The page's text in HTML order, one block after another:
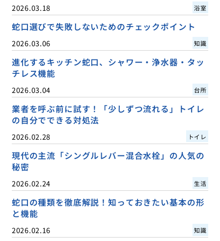
2026.03.18 浴室
蛇口選びで失敗しないためのチェックポイント
2026.03.06 知識
進化するキッチン蛇口、シャワー・浄水器・タッ
チレス機能
2026.03.04 台所
業者を呼ぶ前に試す！「少しずつ流れる」トイレ
の自分でできる対処法
2026.02.28 トイレ
現代の主流「シングルレバー混合水栓」の人気の
秘密
2026.02.24 生活
蛇口の種類を徹底解説！知っておきたい基本の形
と機能
2026.02.16 知識